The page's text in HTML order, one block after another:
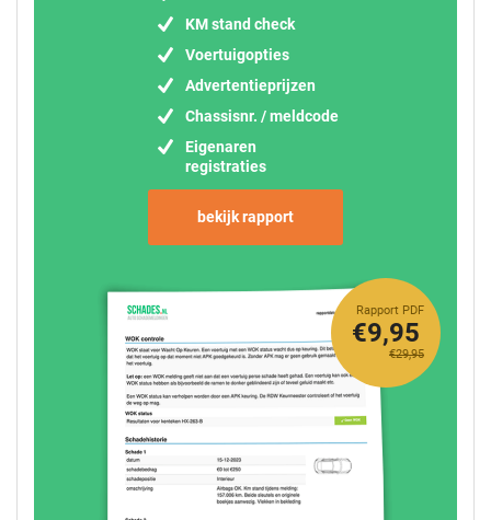
KM stand check
Voertuigopties
Advertentieprijzen
Chassisnr. / meldcode
Eigenaren
registraties
bekijk rapport
Rapport PDF
€29,95
€9,95